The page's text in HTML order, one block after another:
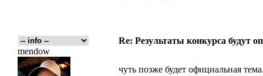
Re: Результаты конкурса будут
mendow
чуть позже будет официальная